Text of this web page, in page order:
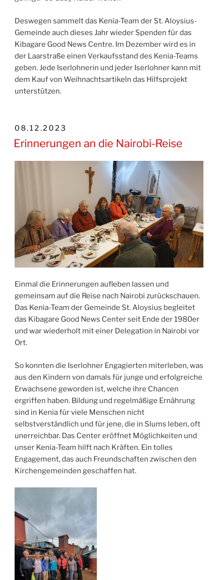
Deswegen sammelt das Kenia-Team der St. Aloysius-
Gemeinde auch dieses Jahr wieder Spenden für das
Kibagare Good News Centre. Im Dezember wird es in
der Laarstraße einen Verkaufsstand des Kenia-Teams
geben. Jede Iserlohnerin und jeder Iserlohner kann mit
dem Kauf von Weihnachtsartikeln das Hilfsprojekt
unterstützen.
VERÖFFENTLICHT
AM
08.12.2023
Erinnerungen an die Nairobi-Reise
Einmal die Erinnerungen aufleben lassen und
gemeinsam auf die Reise nach Nairobi zurückschauen.
Das Kenia-Team der Gemeinde St. Aloysius begleitet
das Kibagare Good News Center seit Ende der 1980er
und war wiederholt mit einer Delegation in Nairobi vor
Ort.
So konnten die Iserlohner Engagierten miterleben, was
aus den Kindern von damals für junge und erfolgreiche
Erwachsene geworden ist, welche ihre Chancen
ergriffen haben. Bildung und regelmäßige Ernährung
sind in Kenia für viele Menschen nicht
selbstverständlich und für jene, die in Slums leben, oft
unerreichbar. Das Center eröffnet Möglichkeiten und
unser Kenia-Team hilft nach Kräften. Ein tolles
Engagement, das auch Freundschaften zwischen den
Kirchengemeinden geschaffen hat.